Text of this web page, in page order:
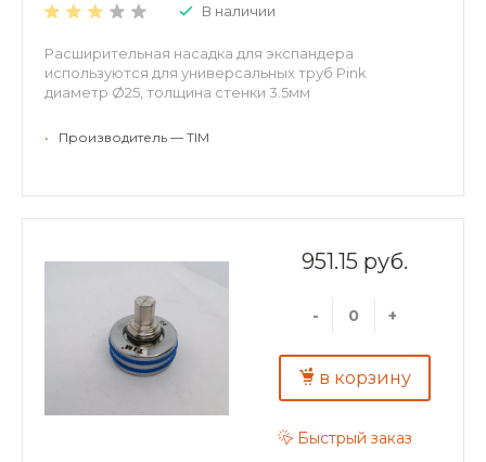
В наличии
Расширительная насадка для экспандера
используются для универсальных труб Pink
диаметр Ø25, толщина стенки 3.5мм
• Производитель — TIM
951.15 руб.
- +
в корзину
Быстрый заказ